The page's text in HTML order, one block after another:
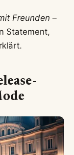
Freunden –
Statement,